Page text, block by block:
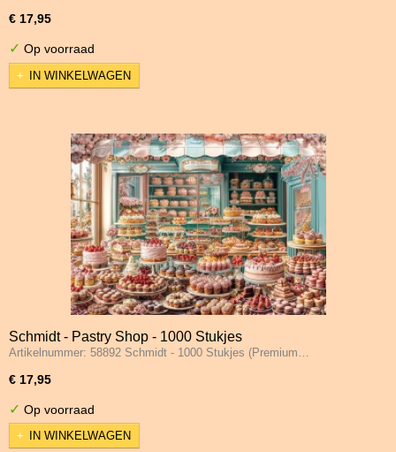
€ 17,95
✓ Op voorraad
IN WINKELWAGEN
Schmidt - Pastry Shop - 1000 Stukjes
Artikelnummer: 58892 Schmidt - 1000 Stukjes (Premium…
€ 17,95
✓ Op voorraad
IN WINKELWAGEN